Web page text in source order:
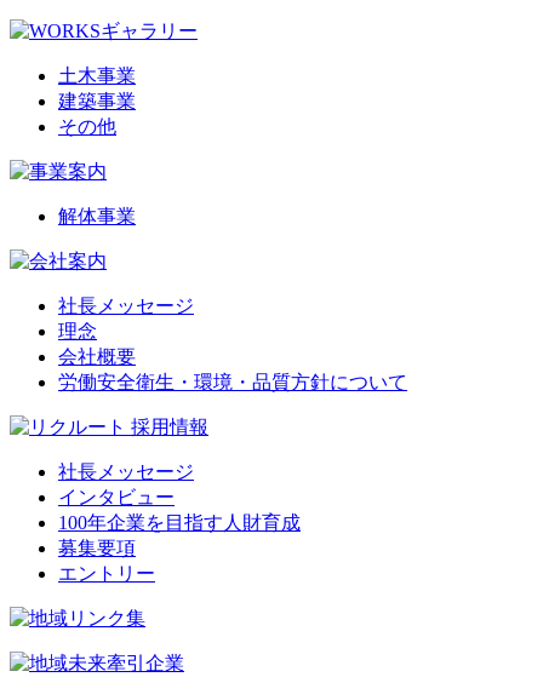
土木事業
建築事業
その他
解体事業
社長メッセージ
理念
会社概要
労働安全衛生・環境・品質方針について
社長メッセージ
インタビュー
100年企業を目指す人財育成
募集要項
エントリー